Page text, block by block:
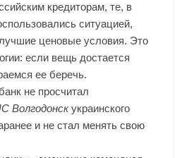
кредиторам, те, в
ситуацией,
ценовые условия. Это
если вещь достается
ее беречь.
не просчитал
Волгодонскукраинского
и не стал менять свою